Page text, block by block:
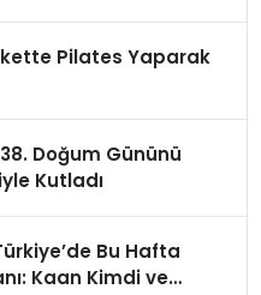
Pilates Yaparak
Doğum Gününü
Kutladı
Bu Hafta
Kaan Kimdi ve